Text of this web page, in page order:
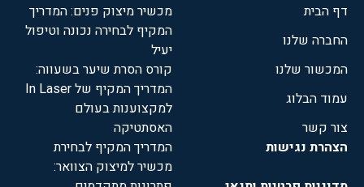
דף הבית
החברה שלנו
המכשור שלנו
עמוד הבלוג
צור קשר
הצהרת נגישות
מכשיר מיצוק פנים: המדריך
המקיף לבחירה נכונה וטיפול
יעיל
קורס הסרת שיער בשעווה:
המדריך המקיף של In Laser
למקצוענות בעולם
האסתטיקה
המדריך המקיף לבחירת
מכשיר למיצוק הצוואר: